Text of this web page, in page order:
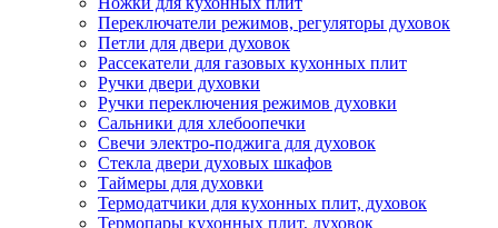
Переключатели режимов, регуляторы духовок
Петли для двери духовок
Рассекатели для газовых кухонных плит
Ручки двери духовки
Ручки переключения режимов духовки
Сальники для хлебоопечки
Свечи электро-поджига для духовок
Стекла двери духовых шкафов
Таймеры для духовки
Термодатчики для кухонных плит, духовок
Термопары кухонных плит, духовок